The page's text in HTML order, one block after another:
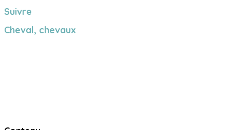
Suivre
Cheval, chevaux